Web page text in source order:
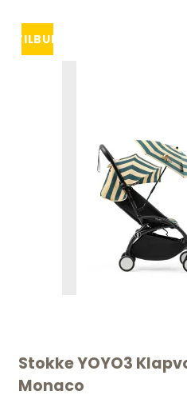
TILBUD
Stokke YOYO3
Monaco